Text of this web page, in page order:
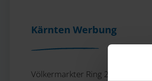
Kärnten Werbung
Völkermarkter Ring 21 - 23